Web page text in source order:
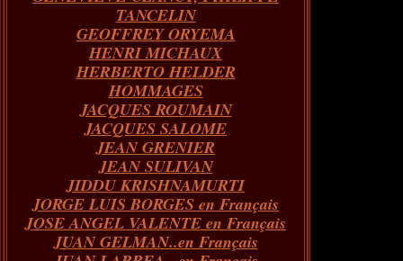
TANCELIN
GEOFFREY ORYEMA
HENRI MICHAUX
HERBERTO HELDER
HOMMAGES
JACQUES ROUMAIN
JACQUES SALOME
JEAN GRENIER
JEAN SULIVAN
JIDDU KRISHNAMURTI
JORGE LUIS BORGES en Français
JOSE ANGEL VALENTE en Français
JUAN GELMAN..en Français